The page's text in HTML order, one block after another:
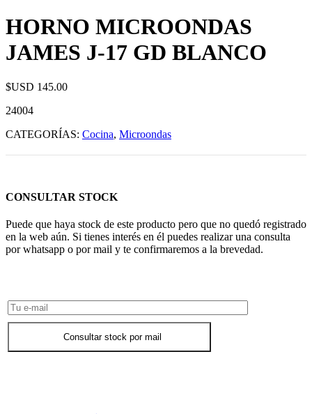
HORNO MICROONDAS
JAMES J-17 GD BLANCO
$USD 145.00
24004
CATEGORÍAS: Cocina, Microondas
CONSULTAR STOCK
Puede que haya stock de este producto pero que no quedó registrado
en la web aún. Si tienes interés en él puedes realizar una consulta
por whatsapp o por mail y te confirmaremos a la brevedad.
Consultar stock por mail